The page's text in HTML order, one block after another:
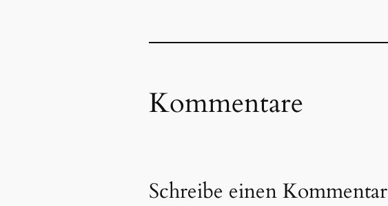
Kommentare
Schreibe einen Kommentar